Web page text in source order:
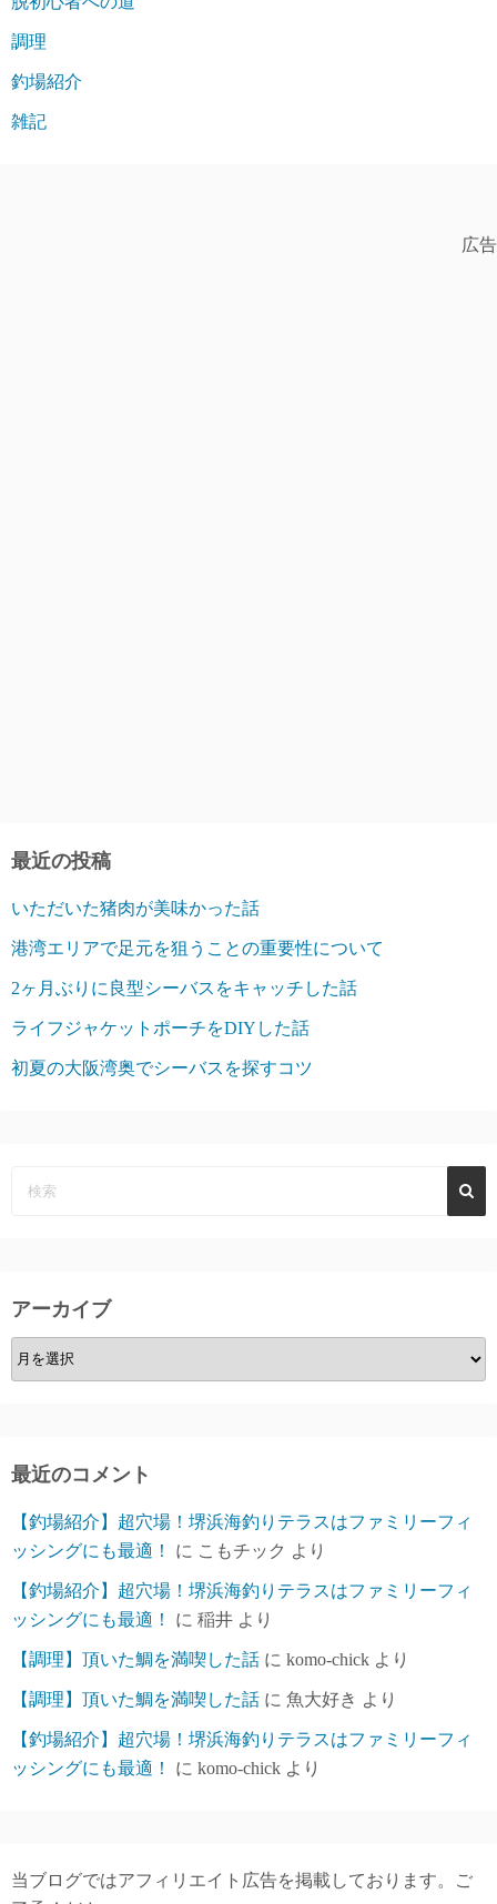
調理
釣場紹介
雑記
広告
最近の投稿
いただいた猪肉が美味かった話
港湾エリアで足元を狙うことの重要性について
2ヶ月ぶりに良型シーバスをキャッチした話
ライフジャケットポーチをDIYした話
初夏の大阪湾奥でシーバスを探すコツ
アーカイブ
ア
ー
ブ
最近のコメント
【釣場紹介】超穴場！堺浜海釣りテラスはファミリーフィ
ッシングにも最適！
に こもチック より
【釣場紹介】超穴場！堺浜海釣りテラスはファミリーフィ
ッシングにも最適！
に 稲井 より
【調理】頂いた鯛を満喫した話 に komo-chick より
【調理】頂いた鯛を満喫した話 に 魚大好き より
【釣場紹介】超穴場！堺浜海釣りテラスはファミリーフィ
ッシングにも最適！
に komo-chick より
当ブログではアフィリエイト広告を掲載しております。ご